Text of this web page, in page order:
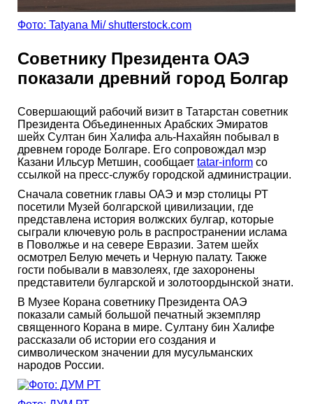
Фото: Tatyana Mi/ shutterstock.com
Советнику Президента ОАЭ
показали древний город Болгар
Совершающий рабочий визит в Татарстан советник
Президента Объединенных Арабских Эмиратов
шейх Султан бин Халифа аль-Нахайян побывал в
древнем городе Болгаре. Его сопровождал мэр
Казани Ильсур Метшин, сообщает tatar-inform со
ссылкой на пресс-службу городской администрации.
Сначала советник главы ОАЭ и мэр столицы РТ
посетили Музей болгарской цивилизации, где
представлена история волжских булгар, которые
сыграли ключевую роль в распространении ислама
в Поволжье и на севере Евразии. Затем шейх
осмотрел Белую мечеть и Черную палату. Также
гости побывали в мавзолеях, где захоронены
представители булгарской и золотоордынской знати.
В Музее Корана советнику Президента ОАЭ
показали самый большой печатный экземпляр
священного Корана в мире. Султану бин Халифе
рассказали об истории его создания и
символическом значении для мусульманских
народов России.